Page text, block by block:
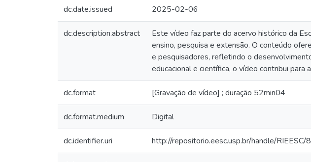
dc.date.issued 2025-02-06
dc.description.abstract
Este vídeo faz parte do acervo histórico da
ensino, pesquisa e extensão. O conteúdo
e pesquisadores, refletindo o
educacional e científica, o vídeo contribui
dc.format [Gravação de vídeo] ; duração 52min04
dc.format.medium Digital
dc.identifier.uri http://repositorio.eesc.usp.br/handle/RIEESC/